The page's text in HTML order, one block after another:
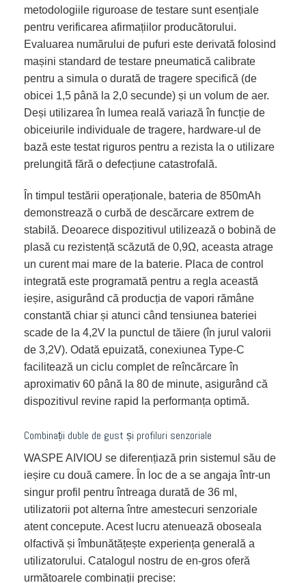
metodologiile riguroase de testare sunt esențiale
pentru verificarea afirmațiilor producătorului.
Evaluarea numărului de pufuri este derivată folosind
mașini standard de testare pneumatică calibrate
pentru a simula o durată de tragere specifică (de
obicei 1,5 până la 2,0 secunde) și un volum de aer.
Deși utilizarea în lumea reală variază în funcție de
obiceiurile individuale de tragere, hardware-ul de
bază este testat riguros pentru a rezista la o utilizare
prelungită fără o defecțiune catastrofală.
În timpul testării operaționale, bateria de 850mAh
demonstrează o curbă de descărcare extrem de
stabilă. Deoarece dispozitivul utilizează o bobină de
plasă cu rezistență scăzută de 0,9Ω, aceasta atrage
un curent mai mare de la baterie. Placa de control
integrată este programată pentru a regla această
ieșire, asigurând că producția de vapori rămâne
constantă chiar și atunci când tensiunea bateriei
scade de la 4,2V la punctul de tăiere (în jurul valorii
de 3,2V). Odată epuizată, conexiunea Type-C
facilitează un ciclu complet de reîncărcare în
aproximativ 60 până la 80 de minute, asigurând că
dispozitivul revine rapid la performanța optimă.
Combinații duble de gust și profiluri senzoriale
WASPE AIVIOU se diferențiază prin sistemul său de
ieșire cu două camere. În loc de a se angaja într-un
singur profil pentru întreaga durată de 36 ml,
utilizatorii pot alterna între amestecuri senzoriale
atent concepute. Acest lucru atenuează oboseala
olfactivă și îmbunătățește experiența generală a
utilizatorului. Catalogul nostru de en-gros oferă
următoarele combinații precise: